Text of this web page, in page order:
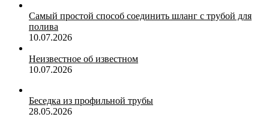
Самый простой способ соединить шланг с трубой для
полива
10.07.2026
Неизвестное об известном
10.07.2026
Беседка из профильной трубы
28.05.2026